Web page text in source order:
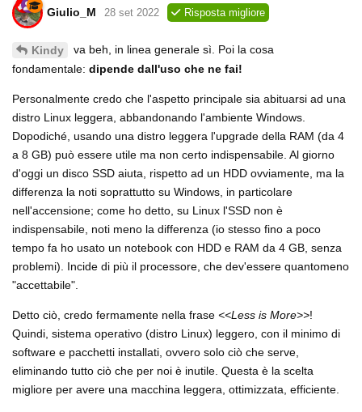
Giulio_M 28 set 2022 Risposta migliore
Kindy
va beh, in linea generale sì. Poi la cosa
fondamentale: dipende dall'uso che ne fai!
Personalmente credo che l'aspetto principale sia abituarsi ad una
distro Linux leggera, abbandonando l'ambiente Windows.
Dopodiché, usando una distro leggera l'upgrade della RAM (da 4
a 8 GB) può essere utile ma non certo indispensabile. Al giorno
d'oggi un disco SSD aiuta, rispetto ad un HDD ovviamente, ma la
differenza la noti soprattutto su Windows, in particolare
nell'accensione; come ho detto, su Linux l'SSD non è
indispensabile, noti meno la differenza (io stesso fino a poco
tempo fa ho usato un notebook con HDD e RAM da 4 GB, senza
problemi). Incide di più il processore, che dev'essere quantomeno
"accettabile".
Detto ciò, credo fermamente nella frase <<Less is More>>!
Quindi, sistema operativo (distro Linux) leggero, con il minimo di
software e pacchetti installati, ovvero solo ciò che serve,
eliminando tutto ciò che per noi è inutile. Questa è la scelta
migliore per avere una macchina leggera, ottimizzata, efficiente.